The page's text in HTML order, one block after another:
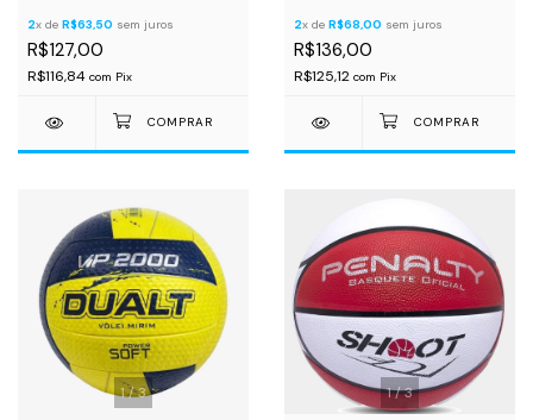
2x de R$63,50 sem juros
R$127,00
R$116,84 com Pix
2x de R$68,00 sem juros
R$136,00
R$125,12 com Pix
1/3 1/3